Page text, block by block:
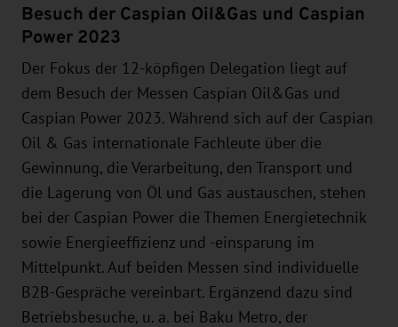
Besuch der Caspian Oil&Gas und Caspian
Power 2023
Der Fokus der 12-köpfigen Delegation liegt auf
dem Besuch der Messen Caspian Oil&Gas und
Caspian Power 2023. Während sich auf der Caspian
Oil & Gas internationale Fachleute über die
Gewinnung, die Verarbeitung, den Transport und
die Lagerung von Öl und Gas austauschen, stehen
bei der Caspian Power die Themen Energietechnik
sowie Energieeffizienz und -einsparung im
Mittelpunkt. Auf beiden Messen sind individuelle
B2B-Gespräche vereinbart. Ergänzend dazu sind
Betriebsbesuche, u. a. bei Baku Metro, der